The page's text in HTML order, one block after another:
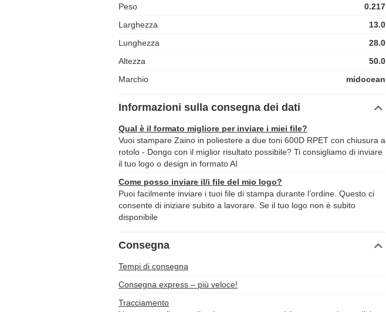
Peso
0.217
Larghezza
13.0
Lunghezza
28.0
Altezza
50.0
Marchio
midocean
Informazioni sulla consegna dei dati
Qual è il formato migliore per inviare i miei file?
Vuoi stampare Zaino in poliestere a due toni 600D RPET con chiusura a
rotolo - Dongo con il miglior risultato possibile? Ti consigliamo di inviare
il tuo logo o design in formato AI
Come posso inviare il/i file del mio logo?
Puoi facilmente inviare i tuoi file di stampa durante l’ordine. Questo ci
consente di iniziare subito a lavorare. Se il tuo logo non è subito
disponibile
Consegna
Tempi di consegna
Consegna express – più veloce!
Tracciamento